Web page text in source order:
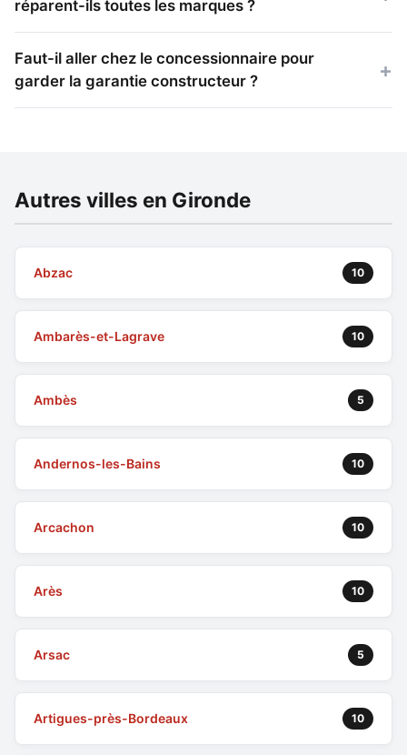
réparent-ils toutes les marques ?
Faut-il aller chez le concessionnaire pour
garder la garantie constructeur ?
Autres villes en Gironde
Abzac 10
Ambarès-et-Lagrave 10
Ambès 5
Andernos-les-Bains 10
Arcachon 10
Arès 10
Arsac 5
Artigues-près-Bordeaux 10